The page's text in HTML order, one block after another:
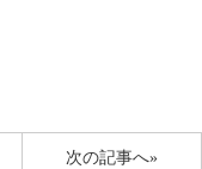
次の記事へ»